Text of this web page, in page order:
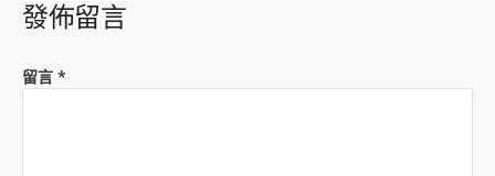
發佈留言
留言 *